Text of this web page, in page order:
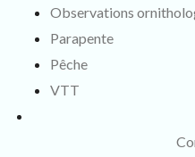
Observations
Parapente
Pêche
VTT